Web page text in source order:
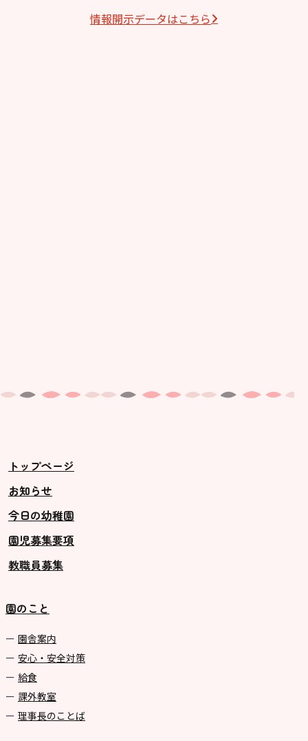
情報開⽰データはこちら
トップページ
お知らせ
今日の幼稚園
園児募集要項
教職員募集
園のこと
園舎案内
安心・安全対策
給食
課外教室
理事長のことば